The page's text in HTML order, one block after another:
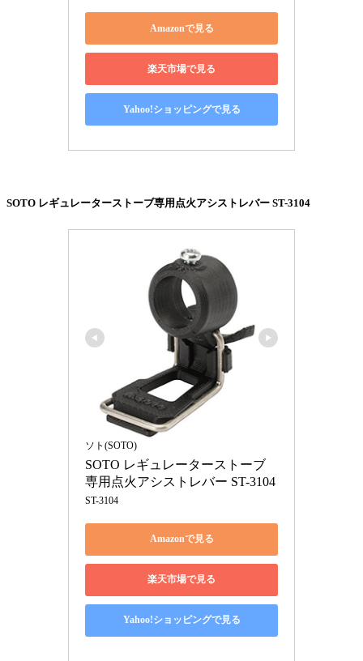
Amazonで見る
楽天市場で見る
Yahoo!ショッピングで見る
SOTO レギュレーターストーブ専用点火アシストレバー ST-3104
ソト(SOTO)
SOTO レギュレーターストーブ
専用点火アシストレバー ST-3104
ST-3104
Amazonで見る
楽天市場で見る
Yahoo!ショッピングで見る